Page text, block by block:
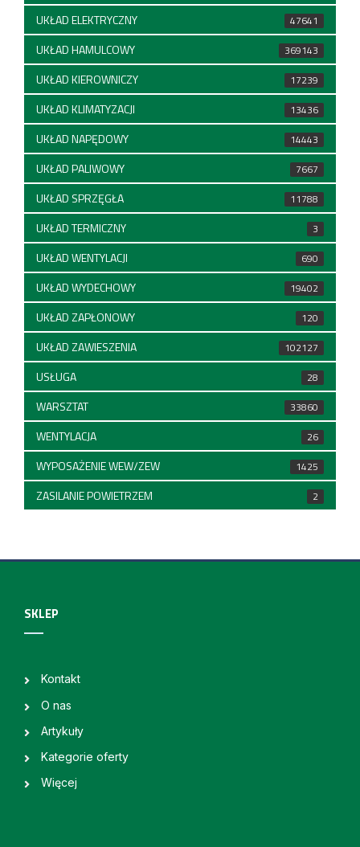
UKŁAD ELEKTRYCZNY 47641
UKŁAD HAMULCOWY 369143
UKŁAD KIEROWNICZY 17239
UKŁAD KLIMATYZACJI 13436
UKŁAD NAPĘDOWY 14443
UKŁAD PALIWOWY 7667
UKŁAD SPRZĘGŁA 11788
UKŁAD TERMICZNY 3
UKŁAD WENTYLACJI 690
UKŁAD WYDECHOWY 19402
UKŁAD ZAPŁONOWY 120
UKŁAD ZAWIESZENIA 102127
USŁUGA 28
WARSZTAT 33860
WENTYLACJA 26
WYPOSAŻENIE WEW/ZEW 1425
ZASILANIE POWIETRZEM 2
SKLEP
Kontakt
O nas
Artykuły
Kategorie oferty
Więcej